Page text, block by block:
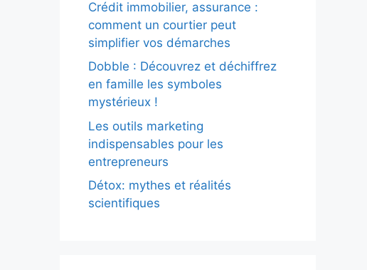
Crédit immobilier, assurance :
comment un courtier peut
simplifier vos démarches
Dobble : Découvrez et déchiffrez
en famille les symboles
mystérieux !
Les outils marketing
indispensables pour les
entrepreneurs
Détox: mythes et réalités
scientifiques